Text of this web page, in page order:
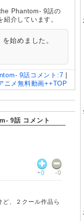
Phantom- 9話の
介しています。
を始めました。
9話コメント:7 |
ニメ無料動画++TOP
9話 コメント
+0 -0
、２クール作品ら